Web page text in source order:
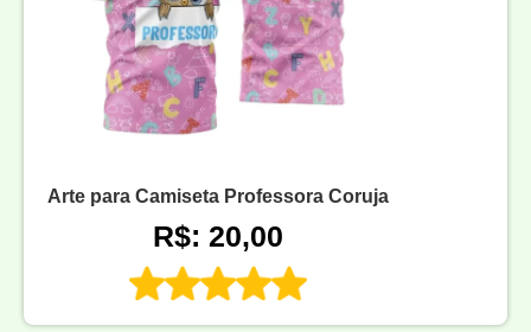
Arte para Camiseta Professora Coruja
R$: 20,00